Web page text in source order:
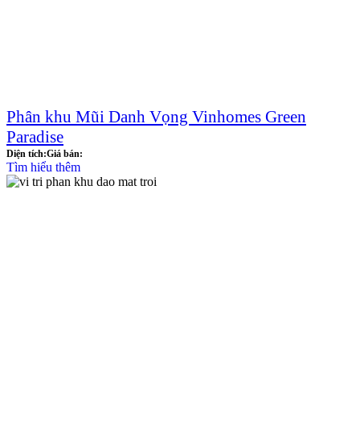
Phân khu Mũi Danh Vọng Vinhomes Green
Paradise
Diện tích:Giá bán:
Tìm hiểu thêm